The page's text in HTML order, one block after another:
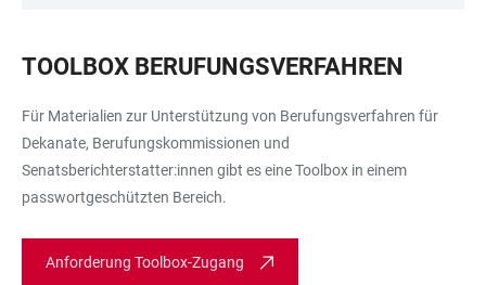
TOOLBOX BERUFUNGSVERFAHREN
Für Materialien zur Unterstützung von Berufungsverfahren für
Dekanate, Berufungskommissionen und
Senatsberichterstatter:innen gibt es eine Toolbox in einem
passwortgeschützten Bereich.
Anforderung Toolbox-Zugang